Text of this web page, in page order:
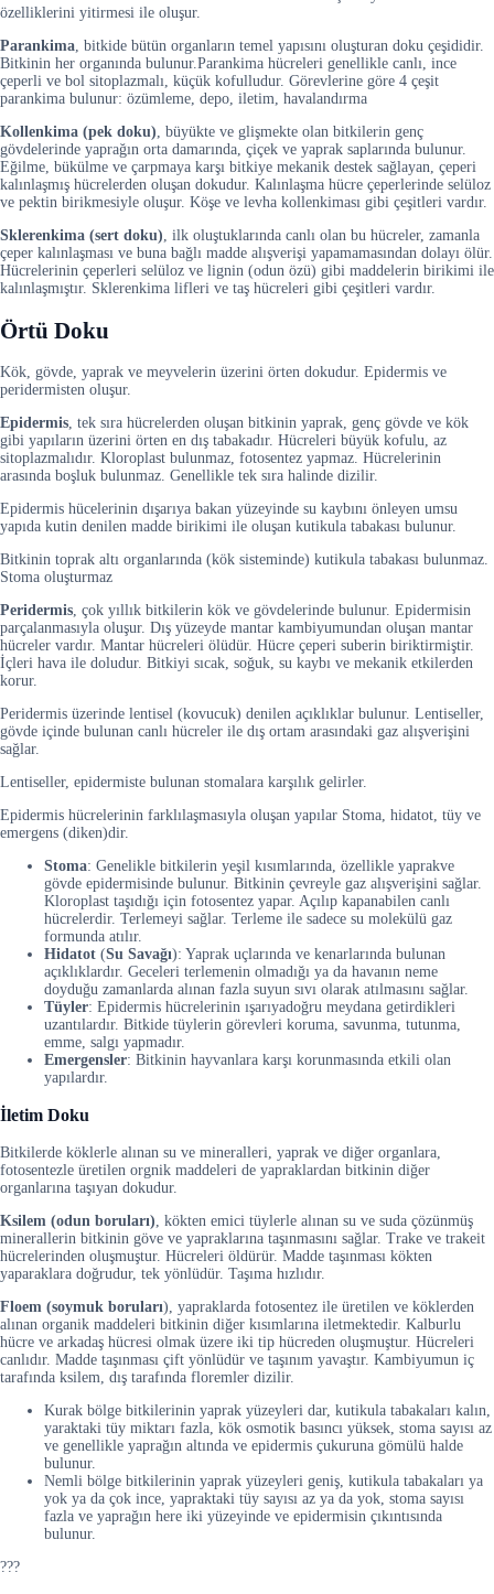
özelliklerini yitirmesi ile oluşur.
Parankima, bitkide bütün organların temel yapısını oluşturan doku çeşididir.
Bitkinin her organında bulunur.Parankima hücreleri genellikle canlı, ince
çeperli ve bol sitoplazmalı, küçük kofulludur. Görevlerine göre 4 çeşit
parankima bulunur: özümleme, depo, iletim, havalandırma
Kollenkima (pek doku), büyükte ve glişmekte olan bitkilerin genç
gövdelerinde yaprağın orta damarında, çiçek ve yaprak saplarında bulunur.
Eğilme, bükülme ve çarpmaya karşı bitkiye mekanik destek sağlayan, çeperi
kalınlaşmış hücrelerden oluşan dokudur. Kalınlaşma hücre çeperlerinde selüloz
ve pektin birikmesiyle oluşur. Köşe ve levha kollenkiması gibi çeşitleri vardır.
Sklerenkima (sert doku), ilk oluştuklarında canlı olan bu hücreler, zamanla
çeper kalınlaşması ve buna bağlı madde alışverişi yapamamasından dolayı ölür.
Hücrelerinin çeperleri selüloz ve lignin (odun özü) gibi maddelerin birikimi ile
kalınlaşmıştır. Sklerenkima lifleri ve taş hücreleri gibi çeşitleri vardır.
Örtü Doku
Kök, gövde, yaprak ve meyvelerin üzerini örten dokudur. Epidermis ve
peridermisten oluşur.
Epidermis, tek sıra hücrelerden oluşan bitkinin yaprak, genç gövde ve kök
gibi yapıların üzerini örten en dış tabakadır. Hücreleri büyük kofulu, az
sitoplazmalıdır. Kloroplast bulunmaz, fotosentez yapmaz. Hücrelerinin
arasında boşluk bulunmaz. Genellikle tek sıra halinde dizilir.
Epidermis hücelerinin dışarıya bakan yüzeyinde su kaybını önleyen umsu
yapıda kutin denilen madde birikimi ile oluşan kutikula tabakası bulunur.
Bitkinin toprak altı organlarında (kök sisteminde) kutikula tabakası bulunmaz.
Stoma oluşturmaz
Peridermis, çok yıllık bitkilerin kök ve gövdelerinde bulunur. Epidermisin
parçalanmasıyla oluşur. Dış yüzeyde mantar kambiyumundan oluşan mantar
hücreler vardır. Mantar hücreleri ölüdür. Hücre çeperi suberin biriktirmiştir.
İçleri hava ile doludur. Bitkiyi sıcak, soğuk, su kaybı ve mekanik etkilerden
korur.
Peridermis üzerinde lentisel (kovucuk) denilen açıklıklar bulunur. Lentiseller,
gövde içinde bulunan canlı hücreler ile dış ortam arasındaki gaz alışverişini
sağlar.
Lentiseller, epidermiste bulunan stomalara karşılık gelirler.
Epidermis hücrelerinin farklılaşmasıyla oluşan yapılar Stoma, hidatot, tüy ve
emergens (diken)dir.
Stoma: Genelikle bitkilerin yeşil kısımlarında, özellikle yaprakve
gövde epidermisinde bulunur. Bitkinin çevreyle gaz alışverişini sağlar.
Kloroplast taşıdığı için fotosentez yapar. Açılıp kapanabilen canlı
hücrelerdir. Terlemeyi sağlar. Terleme ile sadece su molekülü gaz
formunda atılır.
Hidatot (Su Savağı): Yaprak uçlarında ve kenarlarında bulunan
açıklıklardır. Geceleri terlemenin olmadığı ya da havanın neme
doyduğu zamanlarda alınan fazla suyun sıvı olarak atılmasını sağlar.
Tüyler: Epidermis hücrelerinin ışarıyadoğru meydana getirdikleri
uzantılardır. Bitkide tüylerin görevleri koruma, savunma, tutunma,
emme, salgı yapmadır.
Emergensler: Bitkinin hayvanlara karşı korunmasında etkili olan
yapılardır.
İletim Doku
Bitkilerde köklerle alınan su ve mineralleri, yaprak ve diğer organlara,
fotosentezle üretilen orgnik maddeleri de yapraklardan bitkinin diğer
organlarına taşıyan dokudur.
Ksilem (odun boruları) , kökten emici tüylerle alınan su ve suda çözünmüş
minerallerin bitkinin göve ve yapraklarına taşınmasını sağlar. Trake ve trakeit
hücrelerinden oluşmuştur. Hücreleri öldürür. Madde taşınması kökten
yaparaklara doğrudur, tek yönlüdür. Taşıma hızlıdır.
Floem (soymuk boruları), yapraklarda fotosentez ile üretilen ve köklerden
alınan organik maddeleri bitkinin diğer kısımlarına iletmektedir. Kalburlu
hücre ve arkadaş hücresi olmak üzere iki tip hücreden oluşmuştur. Hücreleri
canlıdır. Madde taşınması çift yönlüdür ve taşınım yavaştır. Kambiyumun iç
tarafında ksilem, dış tarafında floremler dizilir.
Kurak bölge bitkilerinin yaprak yüzeyleri dar, kutikula tabakaları kalın,
yaraktaki tüy miktarı fazla, kök osmotik basıncı yüksek, stoma sayısı az
ve genellikle yaprağın altında ve epidermis çukuruna gömülü halde
bulunur.
Nemli bölge bitkilerinin yaprak yüzeyleri geniş, kutikula tabakaları ya
yok ya da çok ince, yapraktaki tüy sayısı az ya da yok, stoma sayısı
fazla ve yaprağın here iki yüzeyinde ve epidermisin çıkıntısında
bulunur.
???